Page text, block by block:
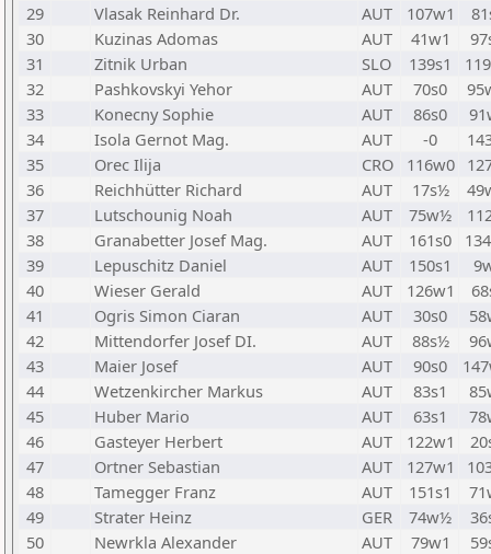
29
Vlasak Reinhard Dr. AUT 107w1
30
Kuzinas Adomas AUT 41w1
31
Zitnik Urban SLO 139s1
32
Pashkovskyi Yehor AUT 70s0
33
Konecny Sophie AUT 86s0
34
Isola Gernot Mag. AUT -0
35
Orec Ilija CRO 116w0
36
Reichhütter Richard AUT 17s½
37
Lutschounig Noah AUT 75w½
38
Granabetter Josef Mag. AUT 161s0
39
Lepuschitz Daniel AUT 150s1
40
Wieser Gerald AUT 126w1
41
Ogris Simon Ciaran AUT 30s0
42
Mittendorfer Josef DI. AUT 88s½
43
Maier Josef AUT 90s0
44
Wetzenkircher Markus AUT 83s1
45
Huber Mario AUT 63s1
46
Gasteyer Herbert AUT 122w1
47
Ortner Sebastian AUT 127w1
48
Tamegger Franz AUT 151s1
49
Strater Heinz GER 74w½
50
Newrkla Alexander AUT 79w1